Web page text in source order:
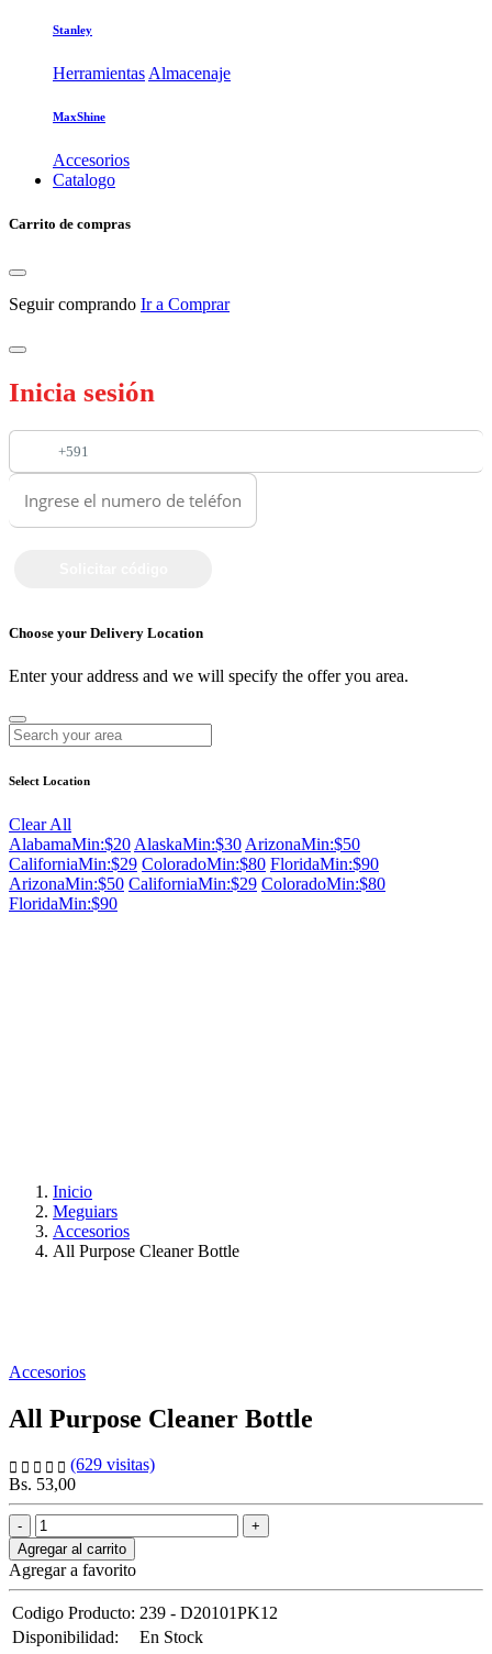
Stanley
Herramientas Almacenaje
MaxShine
Accesorios
Catalogo
Carrito de compras
Seguir comprando Ir a Comprar
Inicia sesión
+591
Choose your Delivery Location
Enter your address and we will specify the offer you area.
Select Location
Clear All
AlabamaMin:$20 AlaskaMin:$30 ArizonaMin:$50
CaliforniaMin:$29 ColoradoMin:$80 FloridaMin:$90
ArizonaMin:$50 CaliforniaMin:$29 ColoradoMin:$80
FloridaMin:$90
Inicio
Meguiars
Accesorios
All Purpose Cleaner Bottle
Accesorios
All Purpose Cleaner Bottle
(629 visitas)
Bs. 53,00
Agregar al carrito
Agregar a favorito
Codigo Producto: 239 - D20101PK12
Disponibilidad:
En Stock